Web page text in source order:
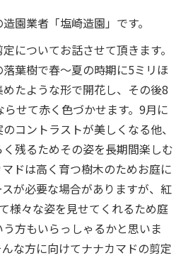
園業者「塩崎造園」です。
についてお話させて頂きます。
葉樹で春～夏の時期に5ミリほ
たような形で開花し、その後8
せて赤く色づかせます。9月に
コントラストが美しくなる他、
残るためその姿を長期間楽しむ
ドは高く育つ樹木のためお庭に
が必要な場合がありますが、紅
様々な姿を見せてくれるため庭
方もいらっしゃるかと思いま
な方に向けてナナカマドの剪定